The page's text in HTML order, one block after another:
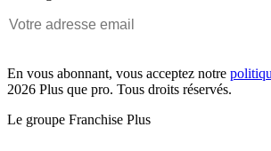
En vous abonnant, vous acceptez notre
2026 Plus que pro. Tous droits réservés.
Le groupe Franchise Plus